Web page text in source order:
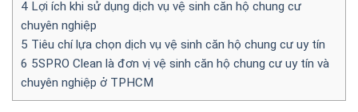
4 Lợi ích khi sử dụng dịch vụ vệ sinh căn hộ chung cư
chuyên nghiệp
5 Tiêu chí lựa chọn dịch vụ vệ sinh căn hộ chung cư uy tín
6 5SPRO Clean là đơn vị vệ sinh căn hộ chung cư uy tín và
chuyên nghiệp ở TPHCM